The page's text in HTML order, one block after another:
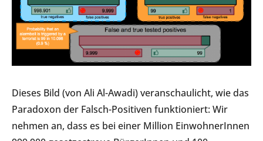
Dieses Bild (von Ali Al-Awadi) veranschaulicht, wie das
Paradoxon der Falsch-Positiven funktioniert: Wir
nehmen an, dass es bei einer Million EinwohnerInnen